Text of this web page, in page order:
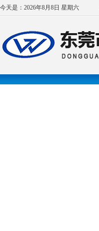
今天是：2026年8月8日 星期六